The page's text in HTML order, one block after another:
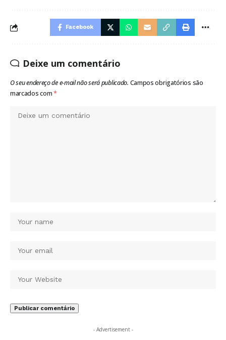
Facebook
Deixe um comentário
O seu endereço de e-mail não será publicado. Campos obrigatórios são
marcados com*
- Advertisement -